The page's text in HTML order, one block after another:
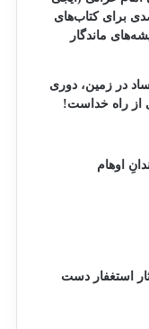
برای کتاب‌های
ماندگار
در زمین‌، دوری
از راه خداست‌!
اوهام
استغفار دست